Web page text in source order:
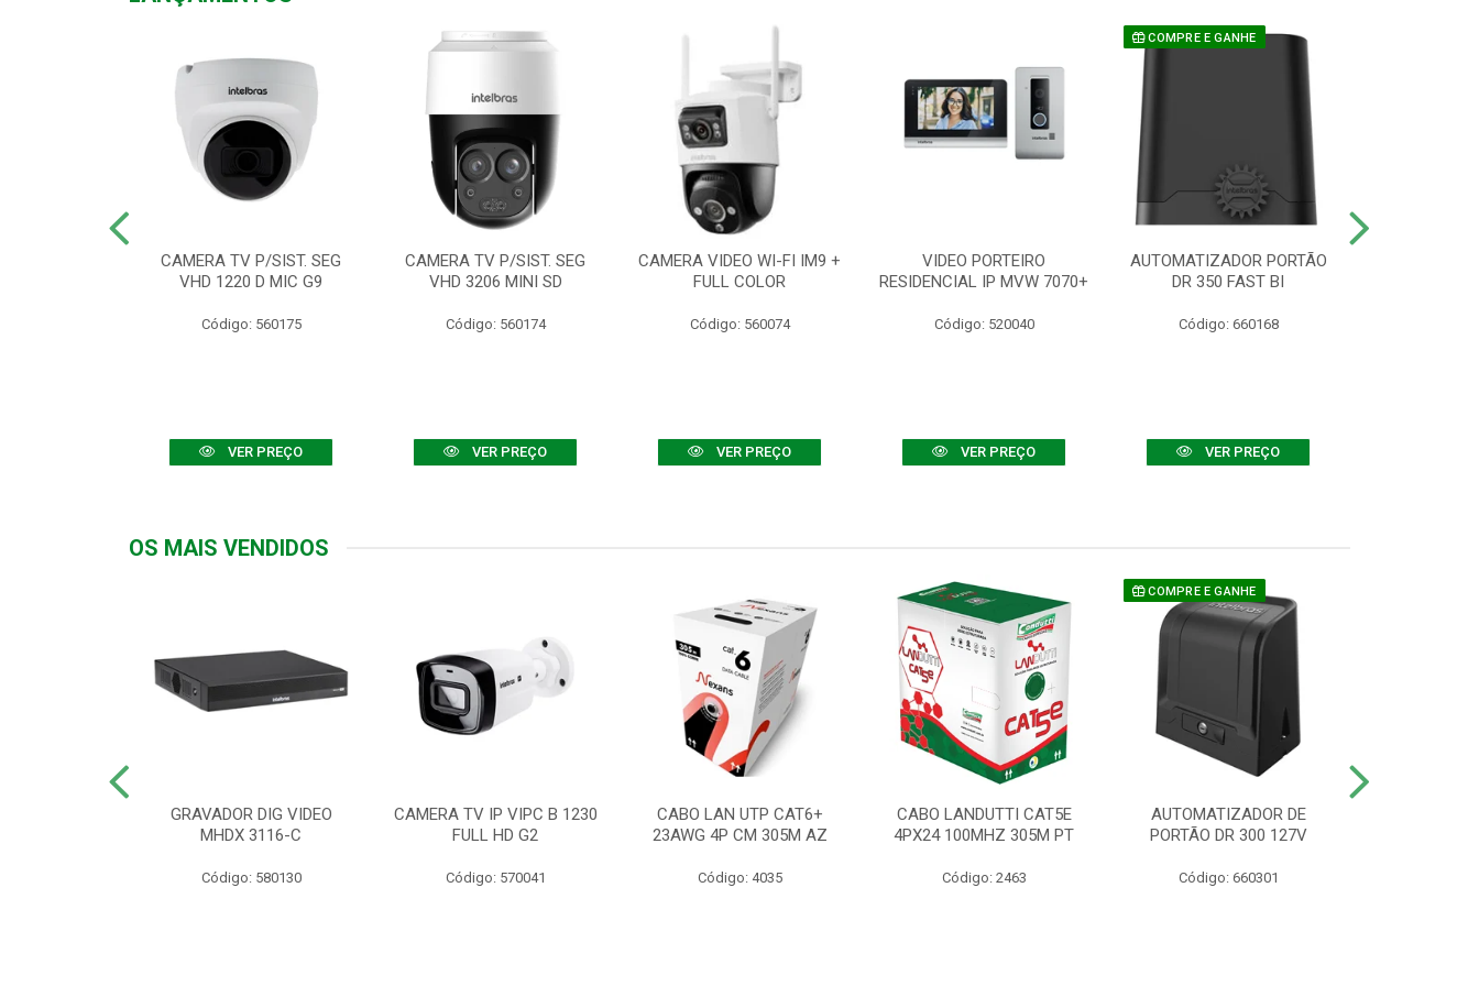
CAMERA TV P/SIST. SEG
VHD 1220 D MIC G9
Código: 560175
VER PREÇO
CAMERA TV P/SIST. SEG
VHD 3206 MINI SD
Código: 560174
VER PREÇO
CAMERA VIDEO WI-FI IM9 +
FULL COLOR
Código: 560074
VER PREÇO
VIDEO PORTEIRO
RESIDENCIAL IP MVW 7070+
Código: 520040
VER PREÇO
COMPRE E GANHE
AUTOMATIZADOR PORTÃO
DR 350 FAST BI
Código: 660168
VER PREÇO
OS MAIS VENDIDOS
GRAVADOR DIG VIDEO
MHDX 3116-C
Código: 580130
CAMERA TV IP VIPC B 1230
FULL HD G2
Código: 570041
CABO LAN UTP CAT6+
23AWG 4P CM 305M AZ
Código: 4035
CABO LANDUTTI CAT5E
4PX24 100MHZ 305M PT
Código: 2463
COMPRE E GANHE
AUTOMATIZADOR DE
PORTÃO DR 300 127V
Código: 660301